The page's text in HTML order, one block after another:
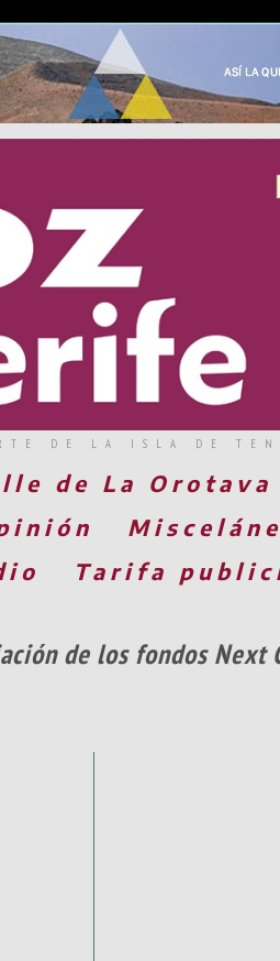
DE LA ISLA DE
de La Orotava
Tarifa
de los fondos Next